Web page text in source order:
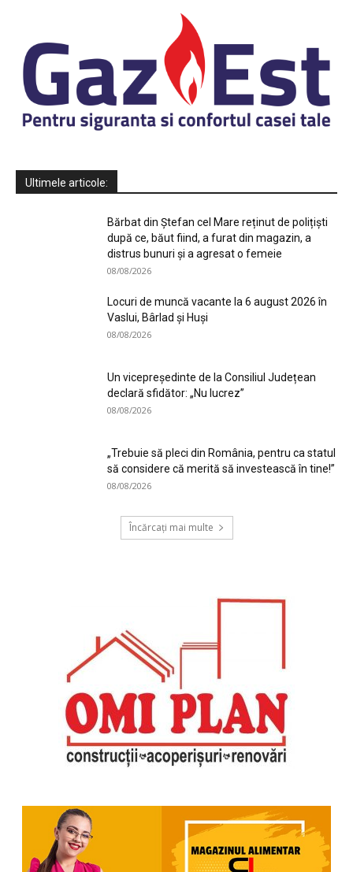
Ultimele articole:
Bărbat din Ștefan cel Mare reținut de polițiști
după ce, băut fiind, a furat din magazin, a
distrus bunuri și a agresat o femeie
08/08/2026
Locuri de muncă vacante la 6 august 2026 în
Vaslui, Bârlad și Huși
08/08/2026
Un vicepreședinte de la Consiliul Județean
declară sfidător: „Nu lucrez”
08/08/2026
„Trebuie să pleci din România, pentru ca statul
să considere că merită să investească în tine!”
08/08/2026
Încărcați mai multe